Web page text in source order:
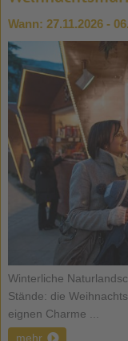
Wann: 27.11.2026 -
Winterliche
Stände: die
eignen Charme ...
mehr